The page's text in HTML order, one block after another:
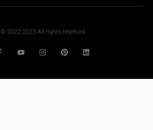
© 2022-2023 All rights reserved